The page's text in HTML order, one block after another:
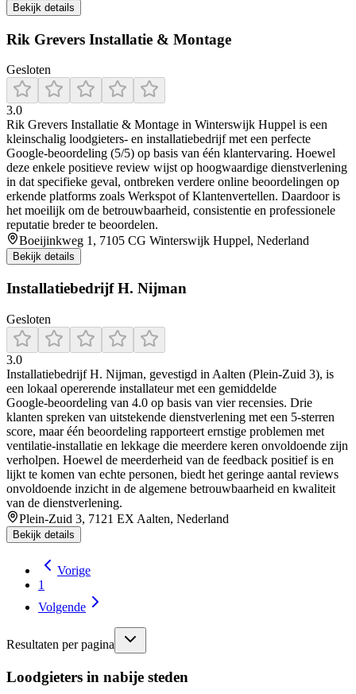
Bekijk details
Rik Grevers Installatie & Montage
Gesloten
3.0
Rik Grevers Installatie & Montage in Winterswijk Huppel is een
kleinschalig loodgieters- en installatiebedrijf met een perfecte
Google-beoordeling (5/5) op basis van één klantervaring. Hoewel
deze enkele positieve review wijst op hoogwaardige dienstverlening
in dat specifieke geval, ontbreken verdere online beoordelingen op
erkende platforms zoals Werkspot of Klantenvertellen. Daardoor is
het moeilijk om de betrouwbaarheid, consistentie en professionele
reputatie breder te beoordelen.
Boeijinkweg 1, 7105 CG Winterswijk Huppel, Nederland
Bekijk details
Installatiebedrijf H. Nijman
Gesloten
3.0
Installatiebedrijf H. Nijman, gevestigd in Aalten (Plein‑Zuid 3), is
een lokaal opererende installateur met een gemiddelde
Google‑beoordeling van 4.0 op basis van vier recensies. Drie
klanten spreken van uitstekende dienstverlening met een 5‑sterren
score, maar één beoordeling rapporteert ernstige problemen met
ventilatie-installatie en lekkage die meerdere keren onvoldoende zijn
verholpen. Hoewel de meerderheid van de feedback positief is en
lijkt te komen van echte personen, biedt het geringe aantal reviews
onvoldoende inzicht in de algemene betrouwbaarheid en kwaliteit
van de dienstverlening.
Plein-Zuid 3, 7121 EX Aalten, Nederland
Bekijk details
Vorige
1
Volgende
Resultaten per pagina
Loodgieters in nabije steden